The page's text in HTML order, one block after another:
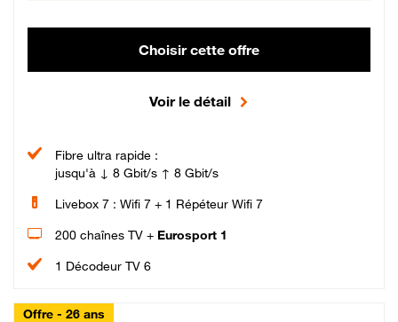
Choisir cette offre
Voir le détail
Fibre ultra rapide :
jusqu'à ↓ 8 Gbit/s ↑ 8 Gbit/s
Livebox 7 : Wifi 7 + 1 Répéteur Wifi 7
200 chaînes TV + Eurosport 1
1 Décodeur TV 6
Offre - 26 ans